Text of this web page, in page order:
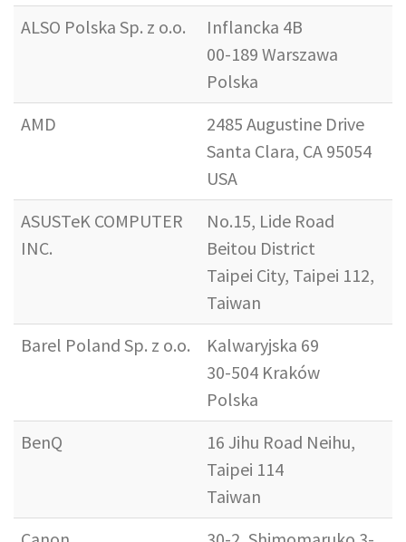
ALSO Polska Sp. z o.o.
Inflancka 4B
00-189 Warszawa
Polska
AMD
2485 Augustine Drive
Santa Clara, CA 95054
USA
ASUSTeK COMPUTER
INC.
No.15, Lide Road
Beitou District
Taipei City, Taipei 112,
Taiwan
Barel Poland Sp. z o.o.
Kalwaryjska 69
30-504 Kraków
Polska
BenQ
16 Jihu Road Neihu,
Taipei 114
Taiwan